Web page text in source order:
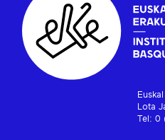
Lota
Tel: